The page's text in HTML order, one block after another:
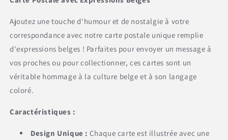
Ajoutez une touche d'humour et de nostalgie à votre
correspondance avec notre carte postale unique remplie
d'expressions belges ! Parfaites pour envoyer un message à
vos proches ou pour collectionner, ces cartes sont un
véritable hommage à la culture belge et à son langage
coloré.
Caractéristiques :
Design Unique : Chaque carte est illustrée avec une